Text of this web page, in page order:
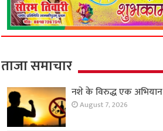
ताजा समाचार
नशे के विरुद्ध एक अभियान
August 7, 2026